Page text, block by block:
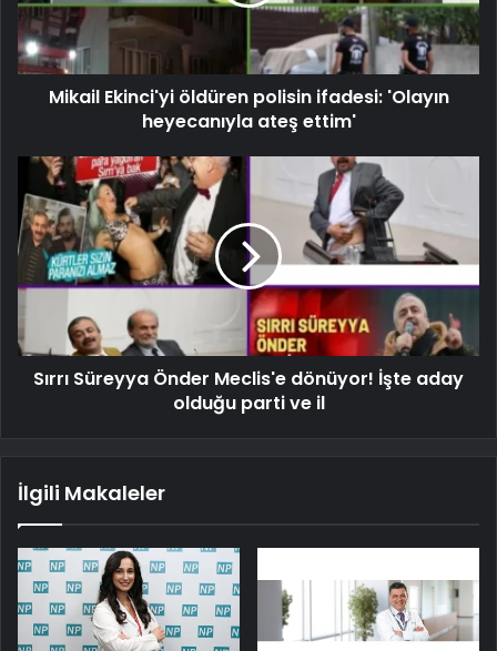
Mikail Ekinci'yi öldüren polisin ifadesi: 'Olayın
heyecanıyla ateş ettim'
Sırrı Süreyya Önder Meclis'e dönüyor! İşte aday
olduğu parti ve il
İlgili Makaleler